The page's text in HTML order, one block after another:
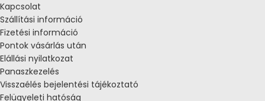
Kapcsolat
Szállítási információ
Fizetési információ
Pontok vásárlás után
Elállási nyilatkozat
Panaszkezelés
Visszaélés bejelentési tájékoztató
Felügyeleti hatóság